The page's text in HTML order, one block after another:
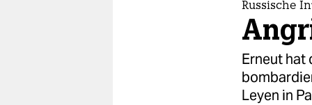
Russische
Erneut hat
Leyen in